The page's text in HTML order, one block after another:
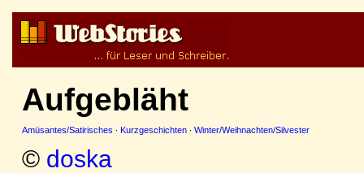
Aufgebläht
Amüsantes/Satirisches · Kurzgeschichten · Winter/Weihnachten/Silvester
© doska